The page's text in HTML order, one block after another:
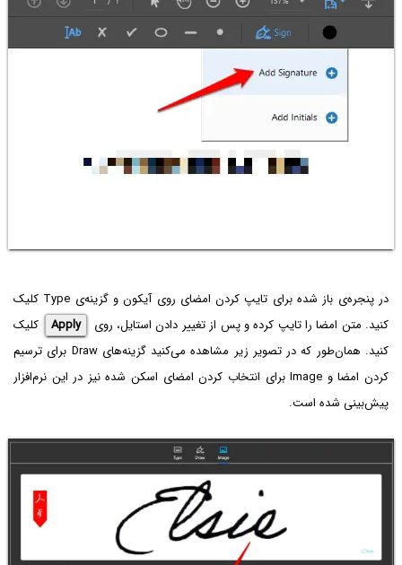
در پنجره‌ی باز شده برای تایپ کردن امضای روی آیکون و گزینه‌ی Type کلیک
کنید. متن امضا را تایپ کرده و پس از تغییر دادن استایل، روی
Apply
کلیک
کنید. همان‌طور که در تصویر زیر مشاهده می‌کنید گزینه‌های Draw برای ترسیم
کردن امضا و Image برای انتخاب کردن امضای اسکن شده نیز در این نرم‌افزار
پیش‌بینی شده است.